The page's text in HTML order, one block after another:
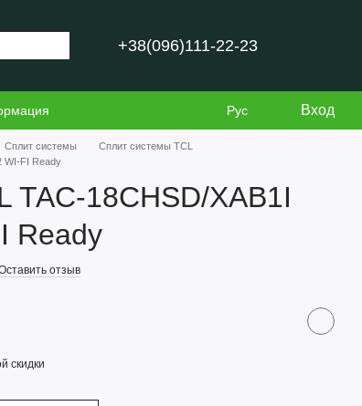
+38(096)111-22-23
Рус Вход
Сплит системы
Сплит системы TCL
WI-FI Ready
TAC-18CHSD/XAB1I
Ready
отзыв
скидки